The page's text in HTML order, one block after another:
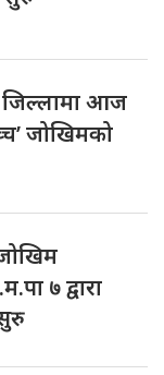
जिल्लामा आज
जोखिमको
जोखिम
७ द्वारा